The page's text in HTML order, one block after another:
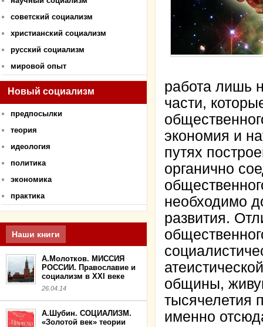
советский социализм
христианский социализм
русский социализм
мировой опыт
Новый социализм
предпосылки
теория
идеология
политика
экономика
практика
Наши книги
А.Молотков. МИССИЯ
РОССИИ. Православие и
социализм в XXI веке
26.04.14
А.Шубин. СОЦИАЛИЗМ.
«Золотой век» теории
работа лишь
части,
экономия и
путях
органично
необходимо
развития.
общины,
тысячелетия
именно